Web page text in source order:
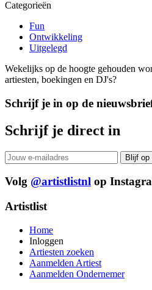
Categorieën
Fun
Ontwikkeling
Uitgelegd
Wekelijks op de hoogte gehouden
artiesten, boekingen en DJ's?
Schrijf je in op de
Schrijf je direct in
Volg @artistlistnl op
Artistlist
Home
Inloggen
Artiesten zoeken
Aanmelden Artiest
Aanmelden Ondernemer